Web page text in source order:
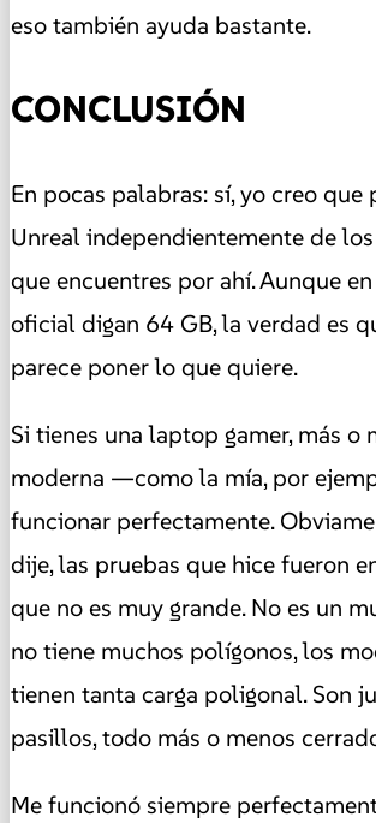
eso también ayuda bastante.
CONCLUSIÓN
En pocas palabras: sí, yo creo que
Unreal independientemente de
que encuentres por ahí. Aunque
oficial digan 64 GB, la verdad es
parece poner lo que quiere.
Si tienes una laptop gamer, más o
moderna —como la mía, por
funcionar perfectamente.
dije, las pruebas que hice fueron
que no es muy grande. No es un
no tiene muchos polígonos, los
tienen tanta carga poligonal. Son
pasillos, todo más o menos
Me funcionó siempre